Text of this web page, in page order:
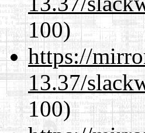
100)
https://
13.37/
100)